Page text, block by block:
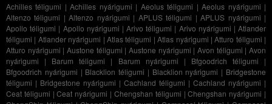
Achilles téligumi |Achilles nyárigumi | Aeolus téligumi |Aeolus nyárigumi |
Altenzo téligumi |Altenzo nyárigumi | APLUS téligumi |APLUS nyárigumi |
Apollo téligumi | Apollo nyárigumi |Arivo téligumi | Arivo nyárigumi |Atlander
téligumi | Atlander nyárigumi | Atlas téligumi |Atlas nyárigumi |Atturo téligumi |
Atturo nyárigumi |Austone téligumi |Austone nyárigumi |Avon téligumi |Avon
nyárigumi | Barum téligumi | Barum nyárigumi | Bfgoodrich téligumi |
Bfgoodrich nyárigumi | Blacklion téligumi | Blacklion nyárigumi | Bridgestone
téligumi | Bridgestone nyárigumi | Cachland téligumi | Cachland nyárigumi |
Ceat téligumi |Ceat nyárigumi | Chengshan téligumi |Chengshan nyárigumi |